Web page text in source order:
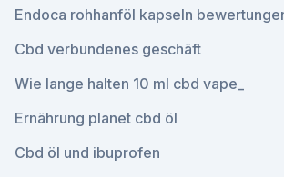
Endoca rohhanföl kapseln
Cbd verbundenes geschäft
Wie lange halten 10 ml cbd vape_
Ernährung planet cbd öl
Cbd öl und ibuprofen